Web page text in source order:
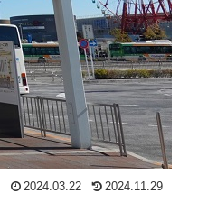
2024.03.22 2024.11.29